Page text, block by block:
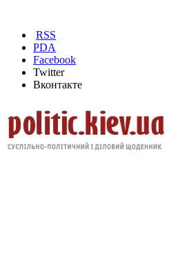
RSS
PDA
Facebook
Twitter
Вконтакте